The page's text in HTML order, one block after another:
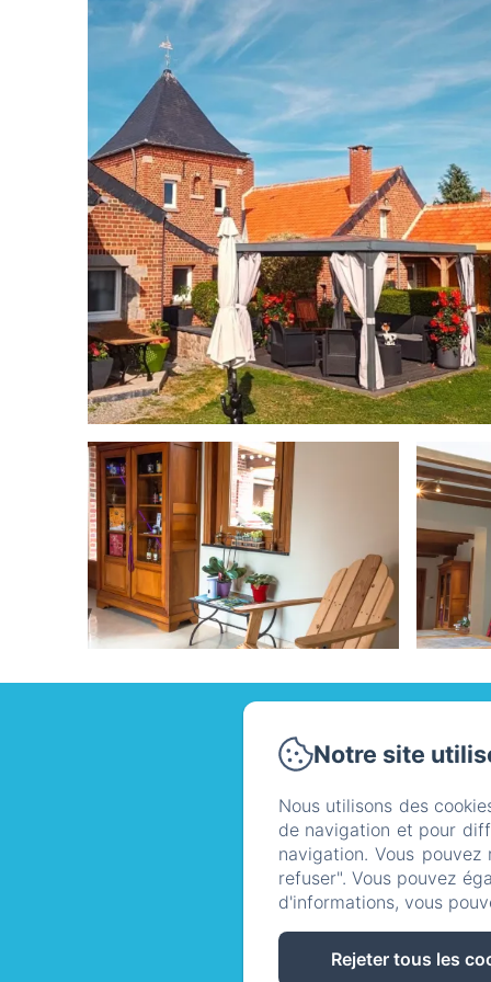
Au
Politique
au repos
Notre site
Nous utilisons des
de navigation et pour
navigation. Vous
refuser". Vous pouvez
d'informations, vous
Rejeter tous les